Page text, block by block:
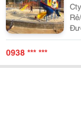
0938 *** ***